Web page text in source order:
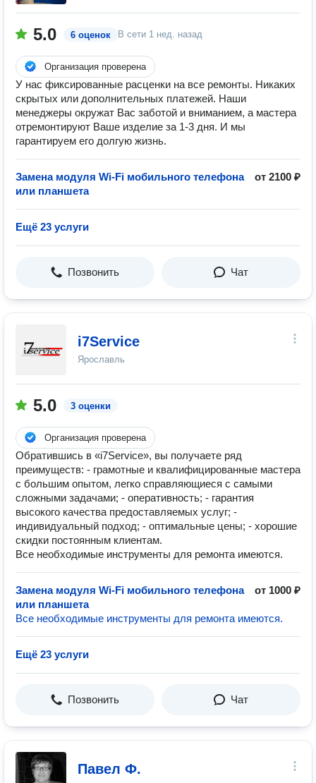
5.0 6 оценок В сети 1 нед. назад
Организация проверена
У нас фиксированные расценки на все ремонты. Никаких
скрытых или дополнительных платежей. Наши
менеджеры окружат Вас заботой и вниманием, а мастера
отремонтируют Ваше изделие за 1-3 дня. И мы
гарантируем его долгую жизнь.
Замена модуля Wi-Fi мобильного телефона
или планшета
от 2100 ₽
Ещё 23 услуги
Позвонить Чат
i7Service
Ярославль
5.0 3 оценки
Организация проверена
Обратившись в «i7Service», вы получаете ряд
преимуществ: - грамотные и квалифицированные мастера
с большим опытом, легко справляющиеся с самыми
сложными задачами; - оперативность; - гарантия
высокого качества предоставляемых услуг; -
индивидуальный подход; - оптимальные цены; - хорошие
скидки постоянным клиентам.
Все необходимые инструменты для ремонта имеются.
Замена модуля Wi-Fi мобильного телефона
или планшета
от 1000 ₽
Все необходимые инструменты для ремонта имеются.
Ещё 23 услуги
Позвонить Чат
Павел Ф.